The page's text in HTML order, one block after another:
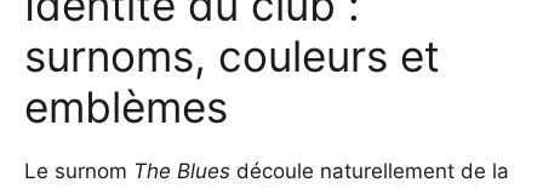
surnoms, couleurs et
emblèmes
Le surnom The Blues découle naturellement de la